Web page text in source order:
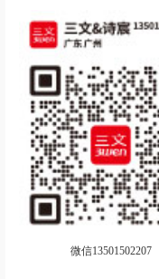
水果商标注册
饰品商标注册
绳网袋篷商标注册
手机商标注册
手表商标注册
糖果商标注册
微信13501502207